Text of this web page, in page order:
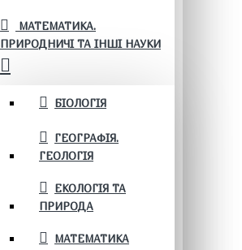
МАТЕМАТИКА.
ПРИРОДНИЧІ ТА ІНШІ НАУКИ
БІОЛОГІЯ
ГЕОГРАФІЯ.
ГЕОЛОГІЯ
ЕКОЛОГІЯ ТА
ПРИРОДА
МАТЕМАТИКА